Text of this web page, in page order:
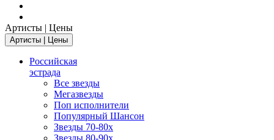
Артисты | Цены
Артисты | Цены
Российская
эстрада
Все звезды
Мегазвезды
Поп исполнители
Популярный Шансон
Звезды 70-80х
Звезды 80-90х